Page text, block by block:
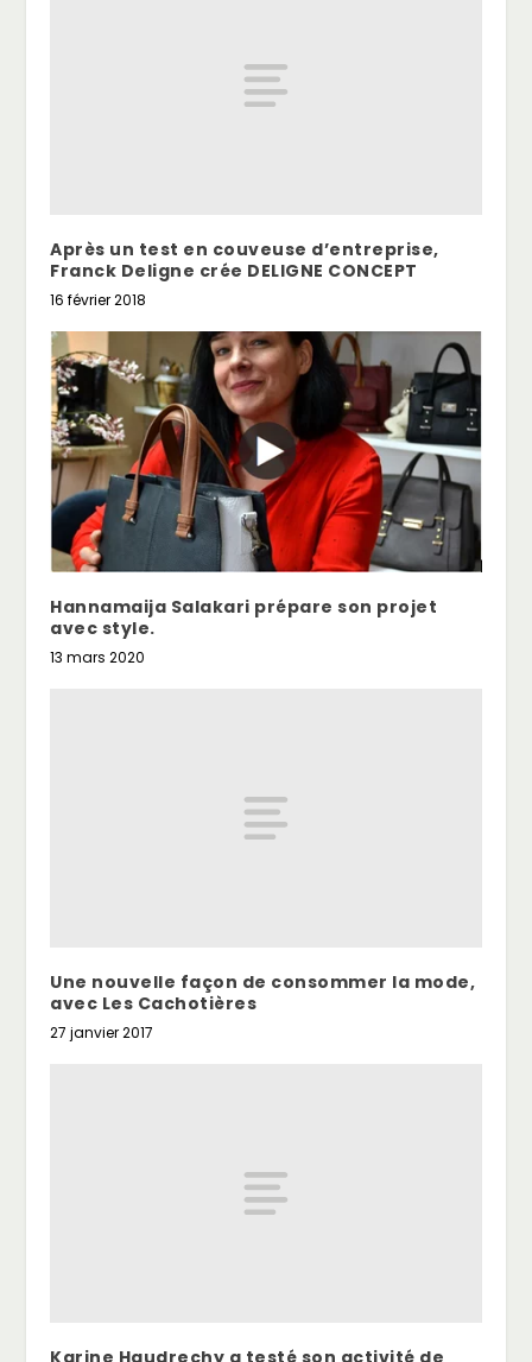
Après un test en couveuse d’entreprise,
Franck Deligne crée DELIGNE CONCEPT
16 février 2018
Hannamaija Salakari prépare son projet
avec style.
13 mars 2020
Une nouvelle façon de consommer la mode,
avec Les Cachotières
27 janvier 2017
Karine Haudrechy a testé son activité de